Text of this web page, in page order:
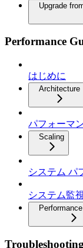
Upgrade
Performance
はじめに
Architecture
パフォーマ
Scaling
システム パ
システム監
Troubleshooting